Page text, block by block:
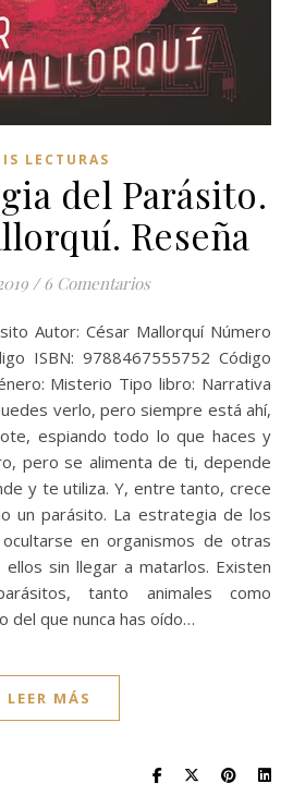
LECTURAS
del Parásito.
Reseña
/ 6 Comentarios
ISBN: 9788467555752 Código
Misterio Tipo libro: Narrativa
verlo, pero siempre está ahí,
espiando todo lo que haces y
pero se alimenta de ti, depende
y te utiliza. Y, entre tanto, crece
un parásito. La estrategia de los
en organismos de otras
sin llegar a matarlos. Existen
tanto animales como
del que nunca has oído…
LEER MÁS